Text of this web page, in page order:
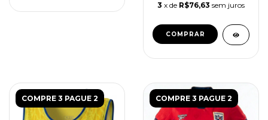
3 x de R$76,63 sem juros
COMPRAR
COMPRE 3 PAGUE 2 COMPRE 3 PAGUE 2